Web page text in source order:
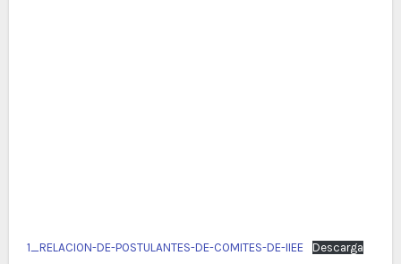
1_RELACION-DE-POSTULANTES-DE-COMITES-DE-IIEE Descarga